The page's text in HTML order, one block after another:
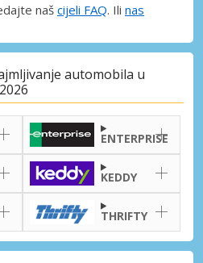
naš cijeli FAQ. Ili nas
automobila u
ENTERPRISE
KEDDY
THRIFTY